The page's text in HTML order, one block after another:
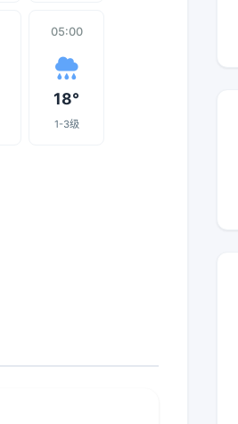
05:00
18°
1-3级